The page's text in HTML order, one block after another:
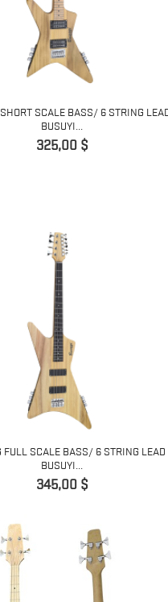
SCALE BASS/ 6 STRING
BUSUYI...
Preis
325,00 $
FULL SCALE BASS/ 6 STRING LEAD
BUSUYI...
Preis
345,00 $